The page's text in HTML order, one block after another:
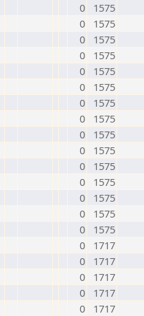
0
1575
0
1575
0
1575
0
1575
0
1575
0
1575
0
1575
0
1575
0
1575
0
1575
0
1575
0
1575
0
1575
0
1575
0
1575
0
1717
0
1717
0
1717
0
1717
0
1717